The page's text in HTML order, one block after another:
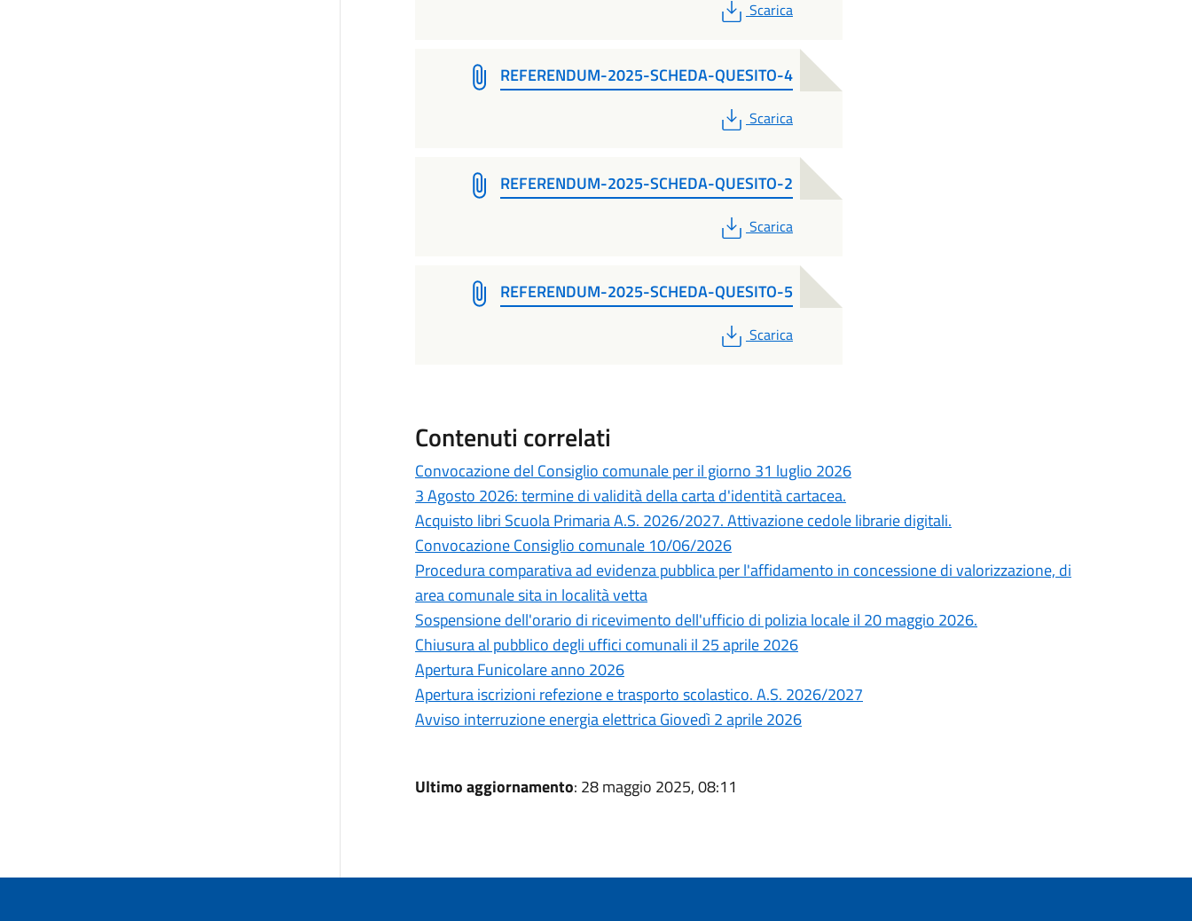
PDF
Scarica
REFERENDUM-2025-SCHEDA-QUESITO-4
PDF
Scarica
REFERENDUM-2025-SCHEDA-QUESITO-2
PDF
Scarica
REFERENDUM-2025-SCHEDA-QUESITO-5
PDF
Scarica
Contenuti correlati
Convocazione del Consiglio comunale per il giorno 31 luglio 2026
3 Agosto 2026: termine di validità della carta d'identità cartacea.
Acquisto libri Scuola Primaria A.S. 2026/2027. Attivazione cedole librarie digitali.
Convocazione Consiglio comunale 10/06/2026
Procedura comparativa ad evidenza pubblica per l'affidamento in concessione di valorizzazione, di
area comunale sita in località vetta
Sospensione dell'orario di ricevimento dell'ufficio di polizia locale il 20 maggio 2026.
Chiusura al pubblico degli uffici comunali il 25 aprile 2026
Apertura Funicolare anno 2026
Apertura iscrizioni refezione e trasporto scolastico. A.S. 2026/2027
Avviso interruzione energia elettrica Giovedì 2 aprile 2026
Ultimo aggiornamento: 28 maggio 2025, 08:11